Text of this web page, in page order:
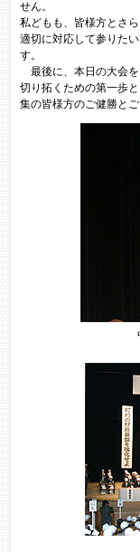
せん。
私どもも、皆様方とさ
適切に対応して参りた
す。
最後に、本日の大会
切り拓くための第一歩
集の皆様方のご健勝と